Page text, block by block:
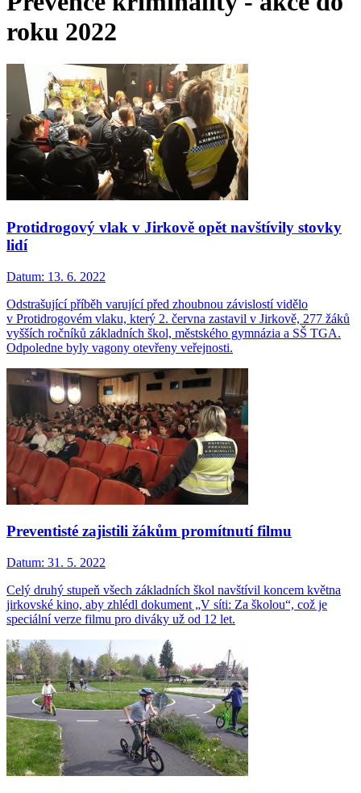
roku 2022
Protidrogový vlak v Jirkově opět navštívily stovky
lidí
Datum: 13. 6. 2022
Odstrašující příběh varující před zhoubnou závislostí vidělo
v Protidrogovém vlaku, který 2. června zastavil v Jirkově, 277 žáků
vyšších ročníků základních škol, městského gymnázia a SŠ TGA.
Odpoledne byly vagony otevřeny veřejnosti.
Preventisté zajistili žákům promítnutí filmu
Datum: 31. 5. 2022
Celý druhý stupeň všech základních škol navštívil koncem května
jirkovské kino, aby zhlédl dokument „V síti: Za školou“, což je
speciální verze filmu pro diváky už od 12 let.